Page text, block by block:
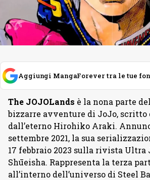
Aggiungi MangaForever tra le tue
The JOJOLands è la nona parte
bizzarre avventure di JoJo, scritto
dall’eterno Hirohiko Araki.
settembre 2021, la sua
17 febbraio 2023 sulla rivista Ultra
Shūeisha. Rappresenta la terza
all’interno dell’universo di Steel